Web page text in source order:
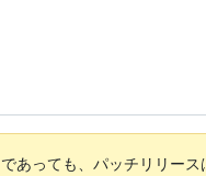
あっても、パッチリリー